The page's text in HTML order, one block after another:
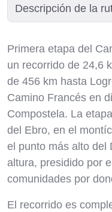
Descripción de la
Primera etapa del
un recorrido de 24,6
de 456 km hasta
Camino Francés en
Compostela. La
del Ebro, en el
el punto más alto del
altura, presidido por
comunidades por
El recorrido es